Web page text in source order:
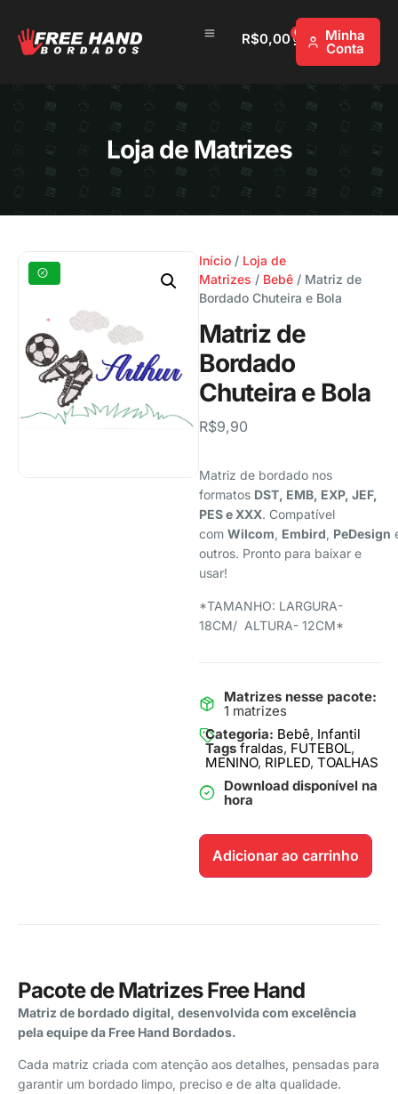
R$0,00 0 Minha
Conta
Loja de Matrizes
Início / Loja de
Matrizes / Bebê / Matriz de
Bordado Chuteira e Bola
Matriz de
Bordado
Chuteira e Bola
R$9,90
Matriz de bordado nos
formatos DST, EMB, EXP, JEF,
PES e XXX. Compatível
com Wilcom, Embird, PeDesign
outros. Pronto para baixar e
usar!
*TAMANHO: LARGURA-
18CM/ ALTURA- 12CM*
Matrizes nesse pacote:
1 matrizes
Categoria: Bebê, Infantil
Tags fraldas, FUTEBOL,
MENINO, RIPLED, TOALHAS
Download disponível na
hora
Adicionar ao carrinho
Pacote de Matrizes Free Hand
Matriz de bordado digital, desenvolvida com excelência
pela equipe da Free Hand Bordados.
Cada matriz criada com atenção aos detalhes, pensadas para
garantir um bordado limpo, preciso e de alta qualidade.